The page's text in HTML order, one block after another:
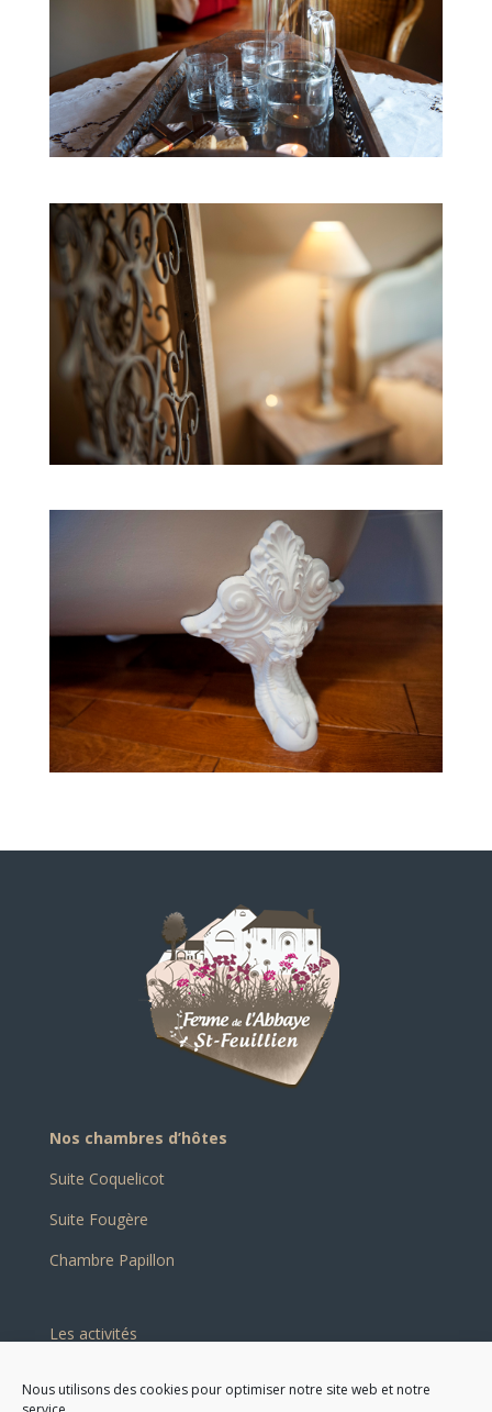
Nous utilisons des cookies pour optimiser notre site web et notre
Nos chambres d’hôtes
Suite Coquelicot
Suite Fougère
Chambre Papillon
Les activités